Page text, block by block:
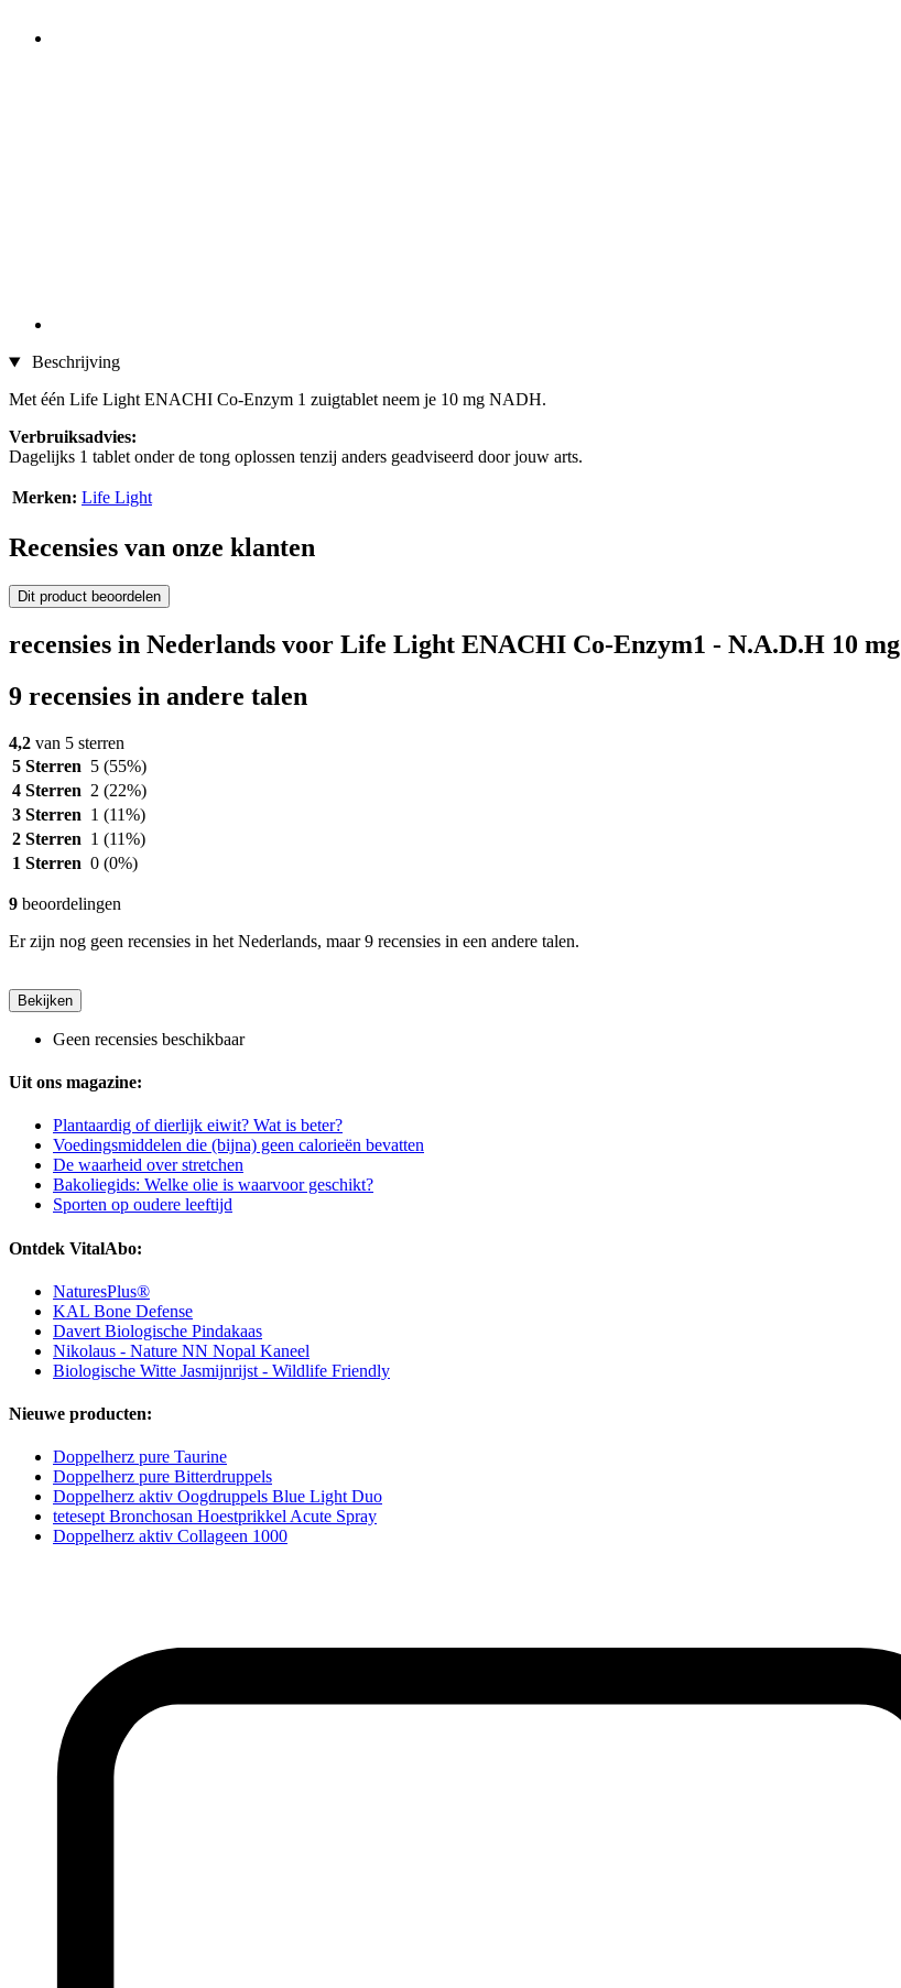
Beschrijving
Met één Life Light ENACHI Co-Enzym 1 zuigtablet neem je 10 mg NADH.
Verbruiksadvies:
Dagelijks 1 tablet onder de tong oplossen tenzij anders geadviseerd door jouw arts.
Merken: Life Light
Recensies van onze klanten
Dit product beoordelen
recensies in Nederlands voor Life Light ENACHI Co-Enzym1 - N.A.D.H 10 mg
9 recensies in andere talen
4,2 van 5 sterren
5 Sterren 5 (55%)
4 Sterren 2 (22%)
3 Sterren 1 (11%)
2 Sterren 1 (11%)
1 Sterren 0 (0%)
9 beoordelingen
Er zijn nog geen recensies in het Nederlands, maar 9 recensies in een andere talen.
Bekijken
Geen recensies beschikbaar
Uit ons magazine:
Plantaardig of dierlijk eiwit? Wat is beter?
Voedingsmiddelen die (bijna) geen calorieën bevatten
De waarheid over stretchen
Bakoliegids: Welke olie is waarvoor geschikt?
Sporten op oudere leeftijd
Ontdek VitalAbo:
NaturesPlus®
KAL Bone Defense
Davert Biologische Pindakaas
Nikolaus - Nature NN Nopal Kaneel
Biologische Witte Jasmijnrijst - Wildlife Friendly
Nieuwe producten:
Doppelherz pure Taurine
Doppelherz pure Bitterdruppels
Doppelherz aktiv Oogdruppels Blue Light Duo
tetesept Bronchosan Hoestprikkel Acute Spray
Doppelherz aktiv Collageen 1000